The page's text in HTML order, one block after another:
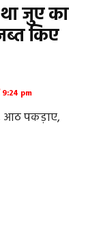
जुए का
किए
pm
आठ पकड़ाए,